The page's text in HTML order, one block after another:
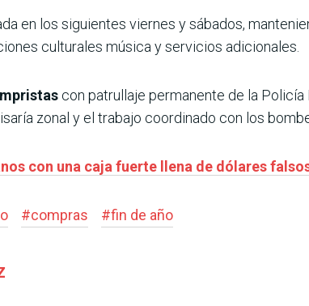
en los siguientes viernes y sábados,
culturales música y servicios adicionales.
con patrullaje permanente de la
zonal y el trabajo coordinado con los
con una caja fuerte llena de dólares
#compras #fin de año